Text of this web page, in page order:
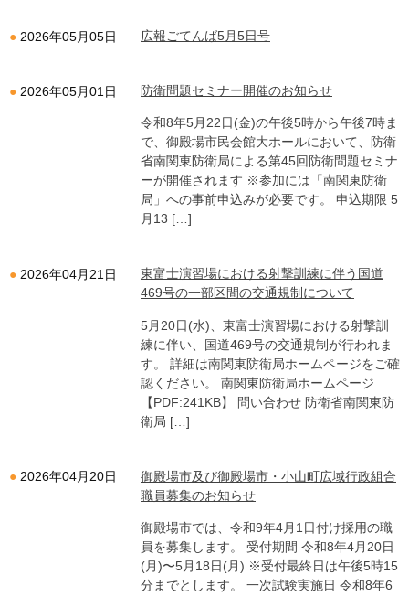
2026年05月05日 広報ごてんば5月5日号
2026年05月01日 防衛問題セミナー開催のお知らせ
令和8年5月22日(金)の午後5時から午後7時ま
で、御殿場市民会館大ホールにおいて、防衛
省南関東防衛局による第45回防衛問題セミナ
ーが開催されます ※参加には「南関東防衛
局」への事前申込みが必要です。 申込期限 5
月13 […]
2026年04月21日
東富士演習場における射撃訓練に伴う国道
469号の一部区間の交通規制について
5月20日(水)、東富士演習場における射撃訓
練に伴い、国道469号の交通規制が行われま
す。 詳細は南関東防衛局ホームページをご確
認ください。 南関東防衛局ホームページ
【PDF:241KB】 問い合わせ 防衛省南関東防
衛局 […]
2026年04月20日
御殿場市及び御殿場市・小山町広域行政組合
職員募集のお知らせ
御殿場市では、令和9年4月1日付け採用の職
員を募集します。 受付期間 令和8年4月20日
(月)〜5月18日(月) ※受付最終日は午後5時15
分までとします。 一次試験実施日 令和8年6